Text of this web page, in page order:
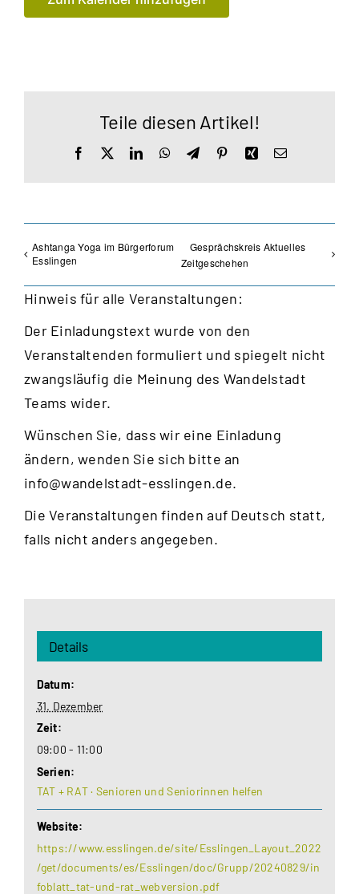
Teile diesen Artikel!
Facebook LinkedInWhatsApp
TelegramPinterestXingE-
Ashtanga Yoga im Bürgerforum
Esslingen
Gesprächskreis Aktuelles
Zeitgeschehen
Hinweis für alle Veranstaltungen:
Der Einladungstext wurde von den
Veranstaltenden formuliert und spiegelt nicht
zwangsläufig die Meinung des Wandelstadt
Teams wider.
Wünschen Sie, dass wir eine Einladung
ändern, wenden Sie sich bitte an
info@wandelstadt-esslingen.de.
Die Veranstaltungen finden auf Deutsch statt,
falls nicht anders angegeben.
Details
Datum:
31. Dezember
Zeit:
09:00 - 11:00
Serien:
TAT + RAT · Senioren und Seniorinnen helfen
Website:
https://www.esslingen.de/site/Esslingen_Layout_2022
/get/documents/es/Esslingen/doc/Grupp/20240829/in
foblatt_tat-und-rat_webversion.pdf